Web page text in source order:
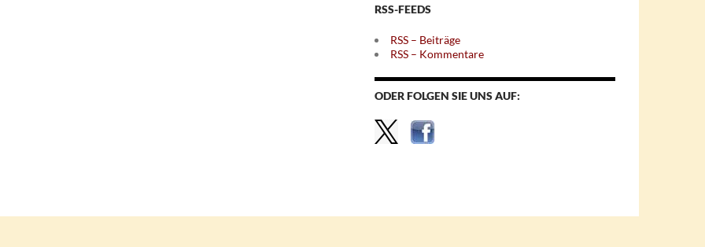
RSS-FEEDS
RSS – Beiträge
RSS – Kommentare
ODER FOLGEN SIE UNS AUF: